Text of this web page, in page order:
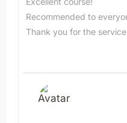
Recommended to
Thank you for the service